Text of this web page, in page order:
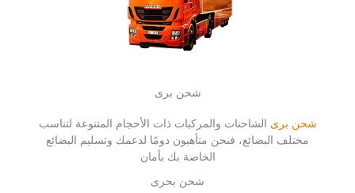
شحن برى
شحن برى الشاحنات والمركبات ذات الأحجام المتنوعة لتناسب
مختلف البضائع، فنحن متأهبون دومًا لدعمك وتسليم البضائع
الخاصة بك بأمان
شحن بحرى